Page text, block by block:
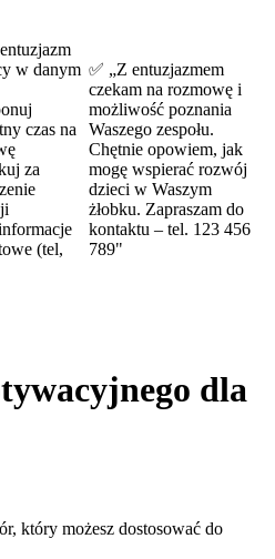
w danym
czas na
za
(tel,
✅ „Z entuzjazmem
czekam na rozmowę i
możliwość poznania
Waszego zespołu.
Chętnie opowiem, jak
mogę wspierać rozwój
dzieci w Waszym
żłobku. Zapraszam do
kontaktu – tel. 123 456
789"
dla
który możesz dostosować do